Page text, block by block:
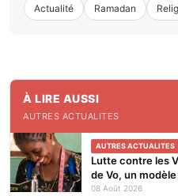
Actualité Ramadan
À LIRE AUSSI
AUTRES ACTUALITES
AUTRES ACTUALITES
Lutte contre les
de Vo, un
qui porte ses fruits
08 Août 2026